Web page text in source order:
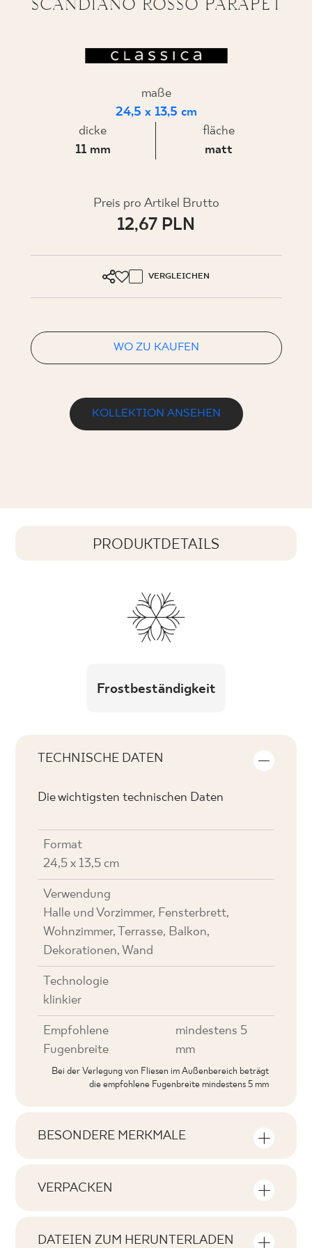
WO ZU KAUFEN
ÜBER UNS
KONTAKT
PL EN SK DE UK RU
maße
24,5 x 13,5 cm
dicke
11 mm
fläche
matt
Preis pro Artikel Brutto
12,67 PLN
VERGLEICHEN
WO ZU KAUFEN
KOLLEKTION ANSEHEN
PRODUKTDETAILS
Frostbeständigkeit
TECHNISCHE DATEN
Die wichtigsten technischen Daten
Format
24,5 x 13,5 cm
Verwendung
Halle und Vorzimmer, Fensterbrett,
Wohnzimmer, Terrasse, Balkon,
Dekorationen, Wand
Technologie
klinkier
Empfohlene
Fugenbreite
mindestens 5
mm
Bei der Verlegung von Fliesen im Außenbereich beträgt
die empfohlene Fugenbreite mindestens 5 mm
BESONDERE MERKMALE
VERPACKEN
Produktpackung
DATEIEN ZUM HERUNTERLADEN